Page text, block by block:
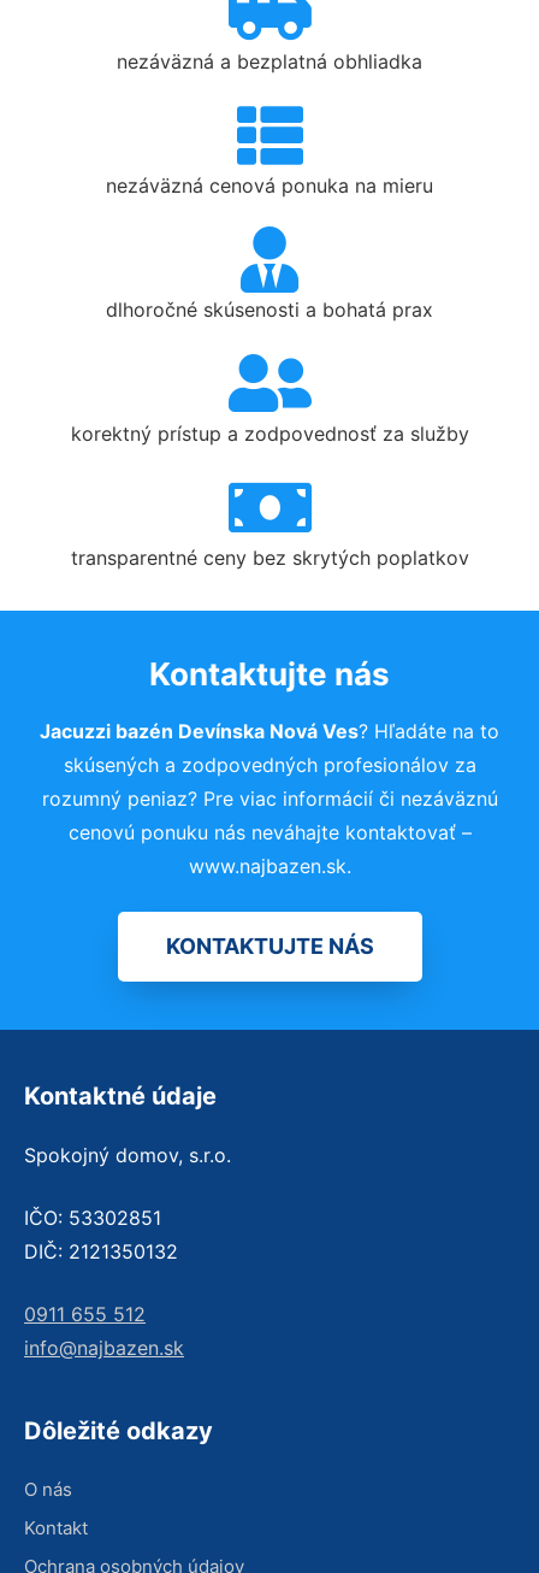
nezáväzná a bezplatná obhliadka
nezáväzná cenová ponuka na mieru
dlhoročné skúsenosti a bohatá prax
korektný prístup a zodpovednosť za služby
transparentné ceny bez skrytých poplatkov
Kontaktujte nás
Jacuzzi bazén Devínska Nová Ves? Hľadáte na to
skúsených a zodpovedných profesionálov za
rozumný peniaz? Pre viac informácií či nezáväznú
cenovú ponuku nás neváhajte kontaktovať –
www.najbazen.sk.
KONTAKTUJTE NÁS
Kontaktné údaje
Spokojný domov, s.r.o.
IČO: 53302851
DIČ: 2121350132
0911 655 512
info@najbazen.sk
Dôležité odkazy
O nás
Kontakt
Ochrana osobných údajov